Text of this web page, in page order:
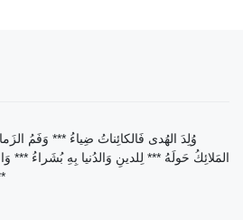
وُلِدَ الهُدى فَالكائِناتُ ضِياءُ *** وَفَمُ
المَلائِكُ حَولَهُ *** لِلدينِ وَالدُنيا بِهِ بُشَراءُ